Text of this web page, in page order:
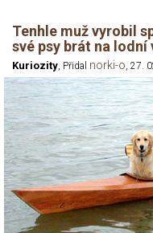
Tenhle muž vyrobil
své psy brát na lodní
Kuriozity, Přidal norki-o, 27.